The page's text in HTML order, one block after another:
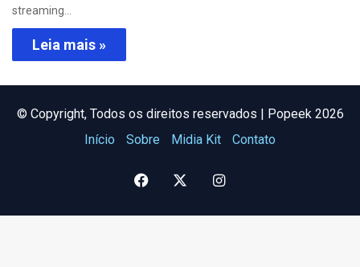
streaming…
Leia mais »
©️ Copyright, Todos os direitos reservados | Popeek 2026
Início
Sobre Midia Kit Contato
Facebook Instagram